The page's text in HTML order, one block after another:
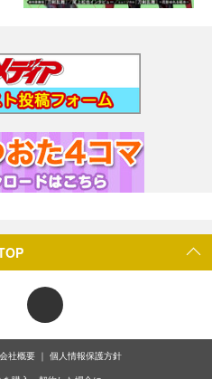
会社概要 個人情報保護方針